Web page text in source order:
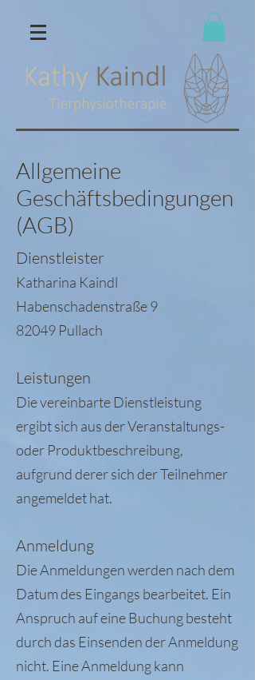
Allgemeine
Geschäftsbedingungen
(AGB)
Dienstleister
Katharina Kaindl
Habenschadenstraße 9
82049 Pullach
Leistungen
Die vereinbarte Dienstleistung
ergibt sich aus der Veranstaltungs-
oder Produktbeschreibung,
aufgrund derer sich der Teilnehmer
angemeldet hat.
Anmeldung
Die Anmeldungen werden nach dem
Datum des Eingangs bearbeitet. Ein
Anspruch auf eine Buchung besteht
durch das Einsenden der Anmeldung
nicht. Eine Anmeldung kann